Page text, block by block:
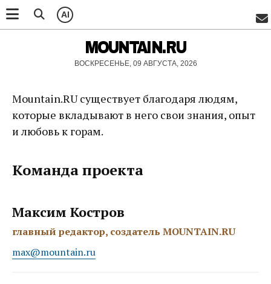
AI
MOUNTAIN.RU
ВОСКРЕСЕНЬЕ, 09 АВГУСТА, 2026
Mountain.RU существует благодаря людям,
которые вкладывают в него свои знания, опыт
и любовь к горам.
Команда проекта
Максим Костров
главный редактор, создатель MOUNTAIN.RU
max@mountain.ru